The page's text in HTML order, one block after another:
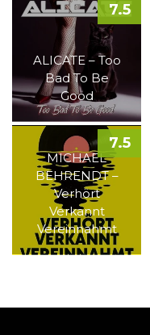
ALICATE – Too
Bad To Be
Good
7.5
MICHAEL
BEHRENDT –
Verhört
Verkannt
Vereinnahmt
7.5